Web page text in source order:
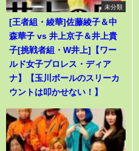
未分類
[王者組・綾華]佐藤綾子＆中
森華子 vs 井上京子＆井上貴
子[挑戦者組・W井上]【ワー
ルド女子プロレス・ディア
ナ】【玉川ボールのスリーカ
ウントは叩かせない！】